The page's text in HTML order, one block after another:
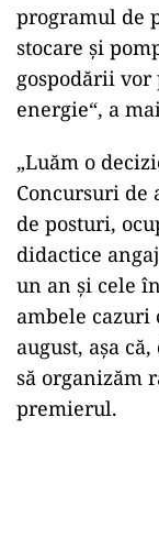
programul de
stocare și
gospodării
energie“, a
„Luăm o
Concursuri de
de posturi,
didactice
un an și cele
ambele cazuri
august, așa
să organizăm
premierul.